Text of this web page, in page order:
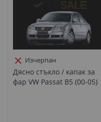
Изчерпан
Дясно стъкло / капак за
фар VW Passat B5 (00-05)